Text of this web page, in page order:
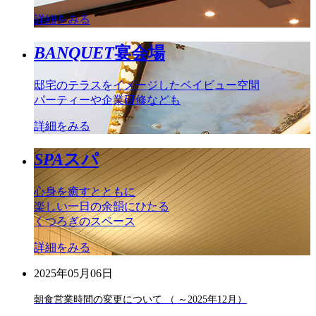
詳細をみる
BANQUET宴会場
邸宅のテラスをイメージしたベイビュー空間
パーティーや企業研修なども
詳細をみる
SPAスパ
心身を癒すとともに
楽しい一日の余韻にひたる
くつろぎのスペース
詳細をみる
2025年05月06日
朝食営業時間の変更について （ ～2025年12月）